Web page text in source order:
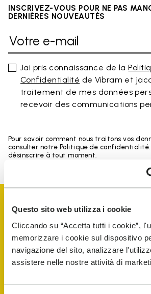
Questo sito web utilizza i cookie
Cliccando su “Accetta tutti i cookie”,
memorizzare i cookie sul dispositivo
navigazione del sito, analizzare
assistere nelle nostre attività di
INSCRIVEZ-VOUS POUR NE PAS
DERNIÈRES NOUVEAUTÉS
Jai pris connaissance de la
Confidentialité de Vibram et
traitement de mes données
recevoir des communications
Pour savoir comment nous traitons vos
consulter notre Politique de confidentialité.
désinscrire à tout moment.
Vibram Events
FiveFingers Guide